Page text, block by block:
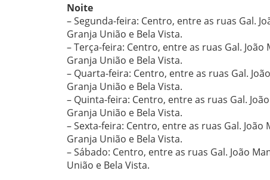
Noite
– Segunda-feira: Centro, entre as ruas Gal.
Granja União e Bela Vista.
– Terça-feira: Centro, entre as ruas Gal.
Granja União e Bela Vista.
– Quarta-feira: Centro, entre as ruas Gal.
Granja União e Bela Vista.
– Quinta-feira: Centro, entre as ruas Gal.
Granja União e Bela Vista.
– Sexta-feira: Centro, entre as ruas Gal.
Granja União e Bela Vista.
– Sábado: Centro, entre as ruas Gal. João
União e Bela Vista.